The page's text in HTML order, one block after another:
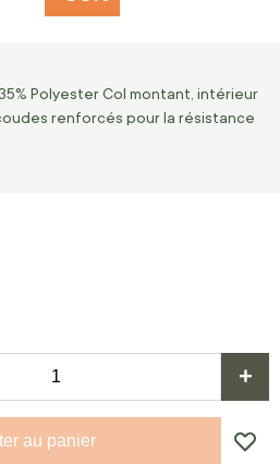
Polyester Col montant, intérieur
renforcés pour la résistance
+
au panier